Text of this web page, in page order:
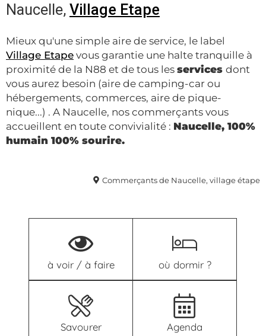
Naucelle, Village Etape
Mieux qu'une simple aire de service, le label
Village Etape vous garantie une halte tranquille à
proximité de la N88 et de tous les services dont
vous aurez besoin (aire de camping-car ou
hébergements, commerces, aire de pique-
nique...) . A Naucelle, nos commerçants vous
accueillent en toute convivialité : Naucelle, 100%
humain 100% sourire.
Commerçants de Naucelle, village étape
à voir / à faire où dormir ?
Savourer Agenda